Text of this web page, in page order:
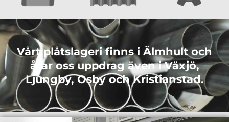
Vårt plåtslageri finns i Älmhult och
åtar oss uppdrag även i Växjö,
Ljungby, Osby och Kristianstad.